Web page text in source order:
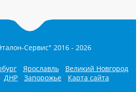
Сервис" 2016 - 2026
- Ярославль- Великий Новгород-
- ДНР - Запорожье - Карта сайта